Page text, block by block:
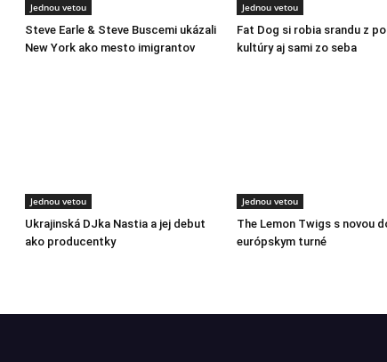
Jednou vetou
Steve Earle & Steve Buscemi ukázali
New York ako mesto imigrantov
Jednou vetou
Fat Dog si robia srandu z
kultúry aj sami zo seba
Jednou vetou
Ukrajinská DJka Nastia a jej debut
ako producentky
Jednou vetou
The Lemon Twigs s novou
európskym turné